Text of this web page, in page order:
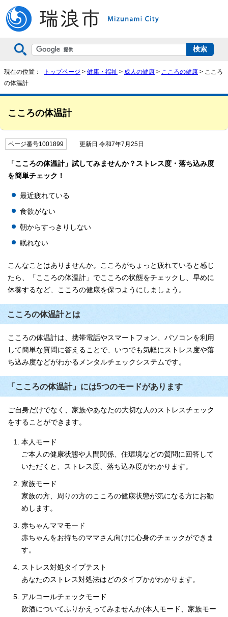
現在の位置： トップページ > 健康・福祉 > 成人の健康 > こころの健康 > こころ
の体温計
こころの体温計
ページ番号1001899 更新日 令和7年7月25日
「こころの体温計」試してみませんか？ストレス度・落ち込み度
を簡単チェック！
最近疲れている
食欲がない
朝からすっきりしない
眠れない
こんなことはありませんか。こころがちょっと疲れていると感じ
たら、「こころの体温計」でこころの状態をチェックし、早めに
休養するなど、こころの健康を保つようにしましょう。
こころの体温計とは
こころの体温計は、携帯電話やスマートフォン、パソコンを利用
して簡単な質問に答えることで、いつでも気軽にストレス度や落
ち込み度などがわかるメンタルチェックシステムです。
「こころの体温計」には5つのモードがあります
ご自身だけでなく、家族やあなたの大切な人のストレスチェック
をすることができます。
本人モード
ご本人の健康状態や人間関係、住環境などの質問に回答して
いただくと、ストレス度、落ち込み度がわかります。
家族モード
家族の方、周りの方のこころの健康状態が気になる方にお勧
めします。
赤ちゃんママモード
赤ちゃんをお持ちのママさん向けに心身のチェックができま
す。
ストレス対処タイプテスト
あなたのストレス対処法はどのタイプかがわかります。
アルコールチェックモード
飲酒についてふりかえってみませんか(本人モード、家族モー